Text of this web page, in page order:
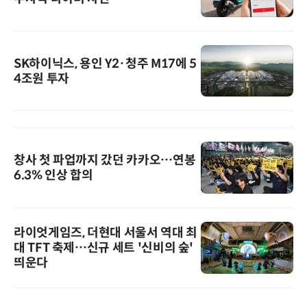
SK하이닉스, 용인 Y2·청주 M17에 5
4조원 투자
창사 첫 파업까지 갔던 카카오…연봉
6.3% 인상 합의
라이엇게임즈, 더현대 서울서 역대 최
대 TFT 축제…신규 세트 '신비의 숲'
띄운다